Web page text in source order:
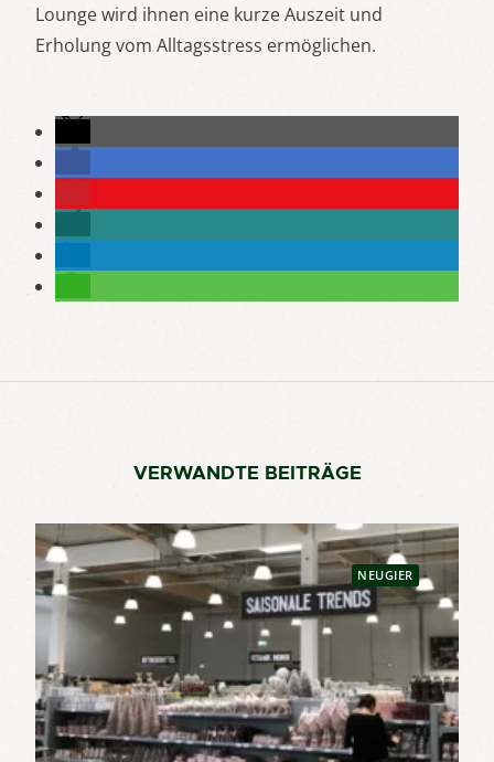
Lounge wird ihnen eine kurze Auszeit und
Erholung vom Alltagsstress ermöglichen.
VERWANDTE BEITRÄGE
NEUGIER